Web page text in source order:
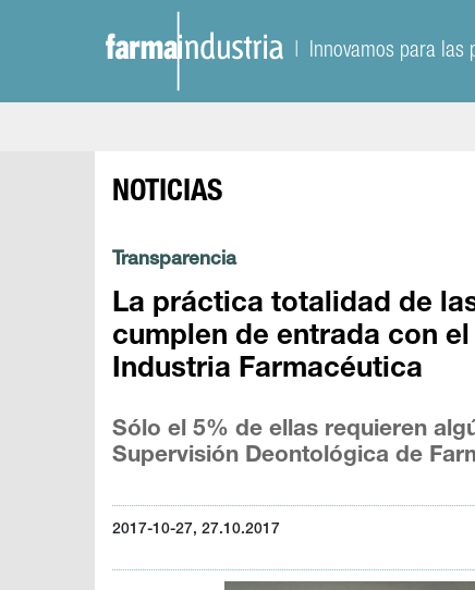
| Innovamos para las
NOTICIAS
Transparencia
La práctica totalidad de
cumplen de entrada con
Industria Farmacéutica
Sólo el 5% de ellas requieren
Supervisión Deontológica de
2017-10-27, 27.10.2017